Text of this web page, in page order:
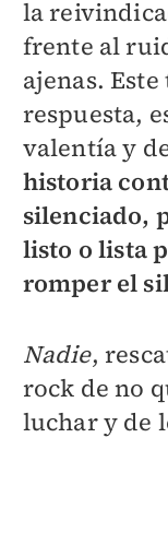
la
frente al
ajenas.
respuesta,
valentía y
historia
silenciado,
listo o lista
romper el
Nadie,
rock de no
luchar y de